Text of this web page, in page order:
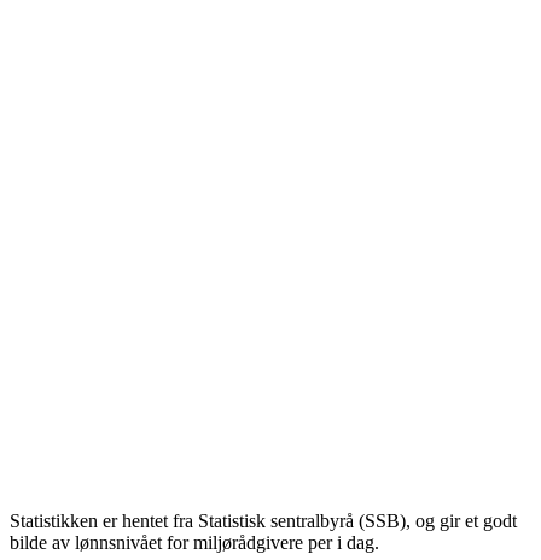
Statistikken er hentet fra Statistisk sentralbyrå (SSB), og gir et godt
bilde av lønnsnivået formiljørådgivere per i dag.